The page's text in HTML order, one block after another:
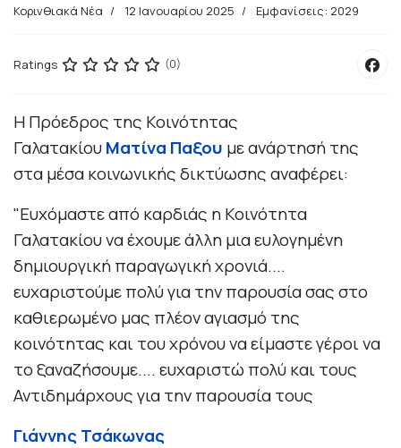
Κορινθιακά Νέα 12 Ιανουαρίου 2025 Εμφανίσεις: 2029
Ratings (0)
Η Πρόεδρος της Κοινότητας
ΓαλατακίουΜατίνα Παξου με ανάρτησή της
στα μέσα κοινωνικής δικτύωσης αναφέρει:
"Ευχόμαστε από καρδιάς η Κοινότητα
Γαλατακίου να έχουμε άλλη μια ευλογημένη
δημιουργική παραγωγική χρονιά....
ευχαριστούμε πολύ για την παρουσία σας στο
καθιερωμένο μας πλέον αγιασμό της
κοινότητας και του χρόνου να είμαστε γέροι να
το ξαναζήσουμε.... ευχαριστώ πολύ και τους
Αντιδημάρχους για την παρουσία τους
Γιάννης Τσάκωνας